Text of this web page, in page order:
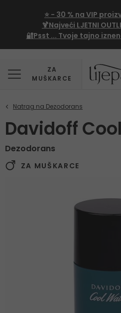
⭐ - 30 % na VIP
🍹Najveći LJETNI
🔐Psst ... Tvoje tajno
ZA
MUŠKARCE
Davidoff
Dezodorans
ZA MUŠKARCE